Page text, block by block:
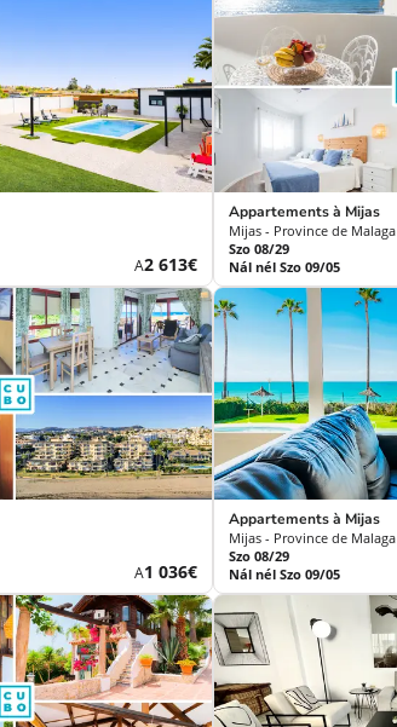
AÚj
ár
2 613€
Appartements à Mijas
Mijas - Province de Malaga
Szo 08/29
Nál nél Szo 09/05
AÚj
ár
1 036€
Appartements à Mijas
Mijas - Province de Malaga
Szo 08/29
Nál nél Szo 09/05